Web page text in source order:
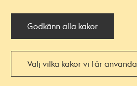
Godkänn alla kakor
Välj vilka kakor vi får använda